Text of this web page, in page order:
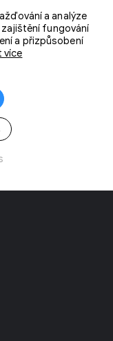
a analýze
fungování
a přizpůsobení
více